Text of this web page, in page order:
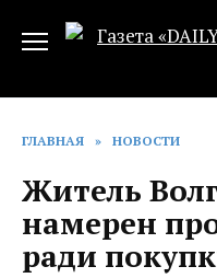
ГЛАВНАЯ » НОВОСТИ
Житель
намерен
ради